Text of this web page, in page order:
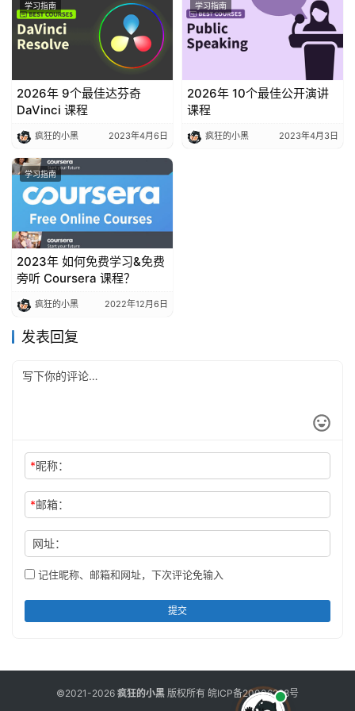
学习指南
2026年 9个最佳达芬奇
DaVinci 课程
疯狂的小黑 2023年4月6日
学习指南
2026年 10个最佳公开演讲
课程
疯狂的小黑 2023年4月3日
学习指南
2023年 如何免费学习&免费
旁听 Coursera 课程？
疯狂的小黑 2022年12月6日
发表回复
*昵称：
*邮箱：
网址：
记住昵称、邮箱和网址，下次评论免输入
提交
©2021-2026 疯狂的小黑 版权所有 皖ICP备20006298号